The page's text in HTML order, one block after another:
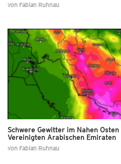
von Fabian Ruhnau
Schwere Gewitter im Nahen
Vereinigten Arabischen Emiraten
von Fabian Ruhnau